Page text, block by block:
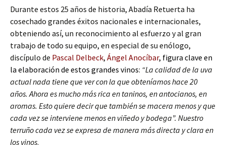
Durante estos 25 años de historia, Abadía Retuerta ha
cosechado grandes éxitos nacionales e internacionales,
obteniendo así, un reconocimiento al esfuerzo y al gran
trabajo de todo su equipo, en especial de su enólogo,
discípulo de Pascal Delbeck, Ángel Anocíbar, figura clave en
la elaboración de estos grandes vinos: “La calidad de la uva
actual nada tiene que ver con la que obteníamos hace 20
años. Ahora es mucho más rica en taninos, en antocianos, en
aromas. Esto quiere decir que también se macera menos y que
cada vez se interviene menos en viñedo y bodega”. Nuestro
terruño cada vez se expresa de manera más directa y clara en
los vinos.